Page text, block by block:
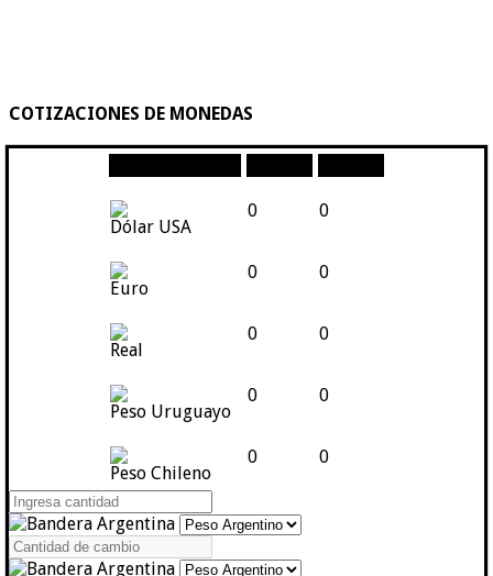
COTIZACIONES DE MONEDAS
Dólar USA
0 0
Euro
0 0
Real
0 0
Peso Uruguayo
0 0
Peso Chileno
0 0